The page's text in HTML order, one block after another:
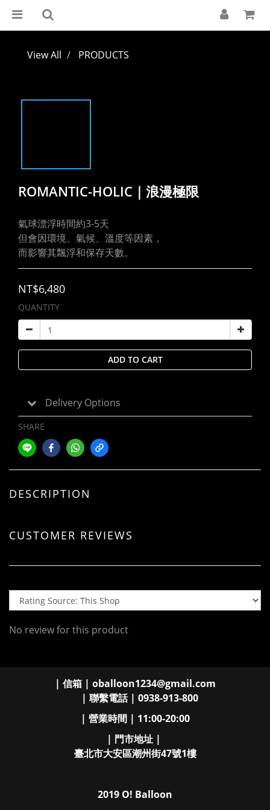
View All PRODUCTS
ROMANTIC-HOLIC｜浪漫極限
氣球漂浮時間約3-5天
但會因環境、氣候、溫度等因素，
而影響其飄浮和保存天數。
NT$6,480
QUANTITY
ADD TO CART
Delivery Options
SHARE
DESCRIPTION
CUSTOMER REVIEWS
No review for this product
| 信箱 | oballoon1234@gmail.com
| 聯繫電話 | 0938-913-800
| 營業時間 | 11:00-20:00
| 門市地址 |
臺北市大安區潮州街47號1樓
2019 O! Balloon